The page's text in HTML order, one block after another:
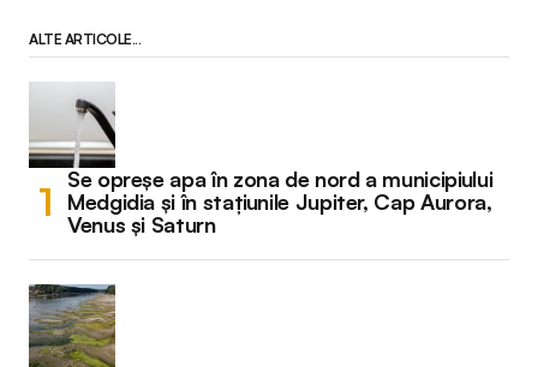
ALTE ARTICOLE...
Se opreșe apa în zona de nord a municipiului
Medgidia și în stațiunile Jupiter, Cap Aurora,
Venus și Saturn